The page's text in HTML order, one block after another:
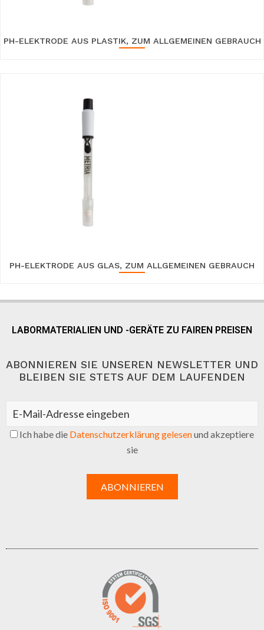
PH-ELEKTRODE AUS PLASTIK, ZUM ALLGEMEINEN GEBRAUCH
PH-ELEKTRODE AUS GLAS, ZUM ALLGEMEINEN GEBRAUCH
LABORMATERIALIEN UND -GERÄTE ZU FAIREN PREISEN
ABONNIEREN SIE UNSEREN NEWSLETTER UND
BLEIBEN SIE STETS AUF DEM LAUFENDEN
Ich habe die Datenschutzerklärung gelesenund akzeptiere
sie